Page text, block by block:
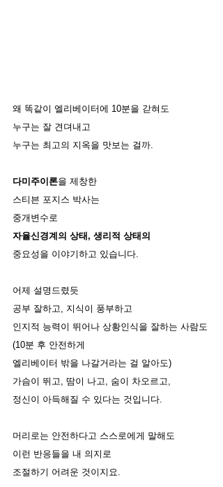
왜 똑같이 엘리베이터에 10분을 갇혀도
누구는 잘 견뎌내고
누구는 최고의 지옥을 맛보는 걸까.
다미주이론을 제창한
스티븐 포지스 박사는
중개변수로
자율신경계의 상태, 생리적 상태의
중요성을 이야기하고 있습니다.
어제 설명드렸듯
공부 잘하고, 지식이 풍부하고
인지적 능력이 뛰어나 상황인식을 잘하는 사람도
(10분 후 안전하게
엘리베이터 밖을 나갈거라는 걸 알아도)
가슴이 뛰고, 땀이 나고, 숨이 차오르고,
정신이 아득해질 수 있다는 것입니다.
머리로는 안전하다고 스스로에게 말해도
이런 반응들을 내 의지로
조절하기 어려운 것이지요.